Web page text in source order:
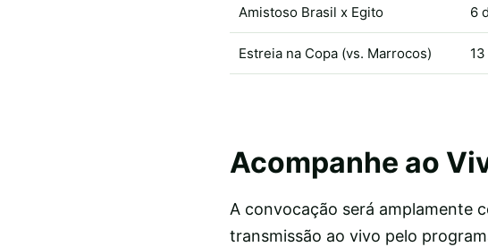
Amistoso Brasil x Egito 6
Estreia na Copa (vs. Marrocos)
Acompanhe ao
A convocação será amplamente
transmissão ao vivo pelo